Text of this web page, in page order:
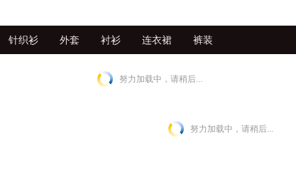
针织衫 外套 衬衫 连衣裙 裤装
努力加载中，请稍后...
努力加载中，请稍后...